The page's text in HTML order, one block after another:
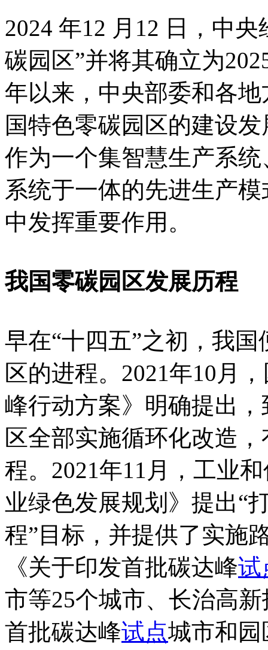
2024 年12 月12 日，中央
碳园区”并将其确立为
年以来，中央部委和各
国特色零碳园区的建设
作为一个集智慧生产系统
系统于一体的先进生产
中发挥重要作用。
我国零碳园区发展历程
早在“十四五”之初，我
区的进程。2021年10月
峰行动方案》明确提出
区全部实施循环化改造
程。2021年11月，工业
业绿色发展规划》提出“
程”目标，并提供了实施
《关于印发首批碳达峰试
市等25个城市、长治高
首批碳达峰试点城市和